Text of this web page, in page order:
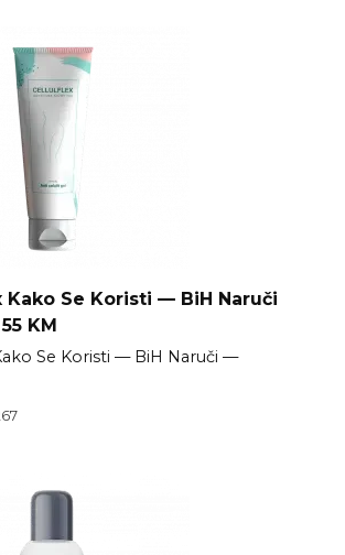
Kako Se Koristi — BiH Naruči
KM
Se Koristi — BiH Naruči —